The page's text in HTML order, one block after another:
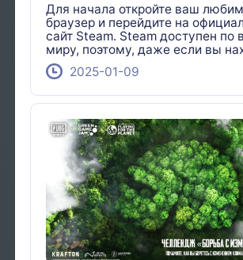
Для начала откройте ваш
браузер и перейдите на
сайт Steam. Steam доступен по
миру, поэтому, даже если вы
России, вы все равно можете
доступ к веб-сайту.
2025-01-09